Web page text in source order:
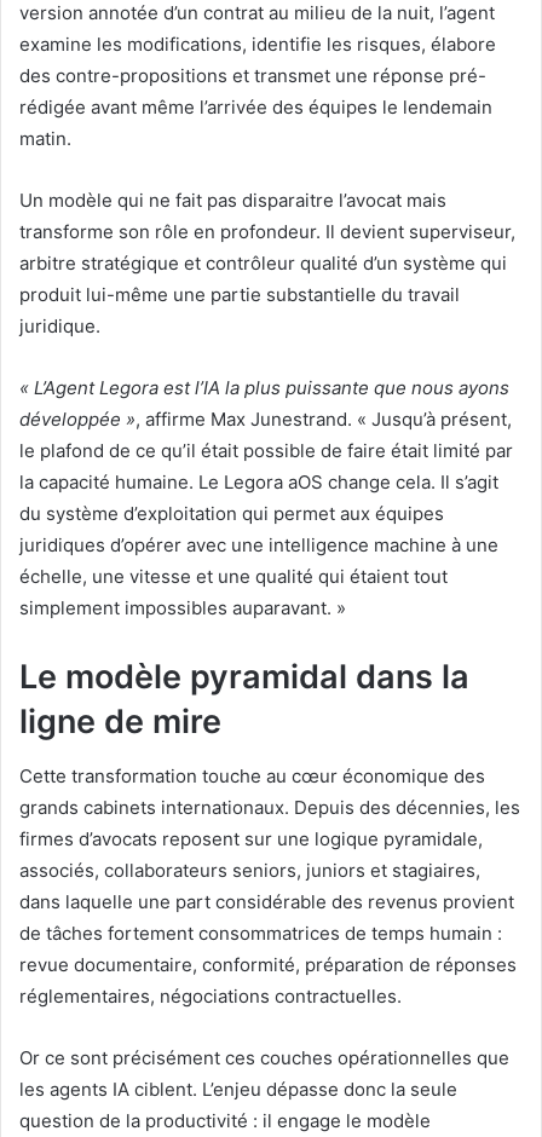
version annotée d’un contrat au milieu de la nuit, l’agent
examine les modifications, identifie les risques, élabore
des contre-propositions et transmet une réponse pré-
rédigée avant même l’arrivée des équipes le lendemain
matin.
Un modèle qui ne fait pas disparaitre l’avocat mais
transforme son rôle en profondeur. Il devient superviseur,
arbitre stratégique et contrôleur qualité d’un système qui
produit lui-même une partie substantielle du travail
juridique.
« L’Agent Legora est l’IA la plus puissante que nous ayons
développée », affirme Max Junestrand. « Jusqu’à présent,
le plafond de ce qu’il était possible de faire était limité par
la capacité humaine. Le Legora aOS change cela. Il s’agit
du système d’exploitation qui permet aux équipes
juridiques d’opérer avec une intelligence machine à une
échelle, une vitesse et une qualité qui étaient tout
simplement impossibles auparavant. »
Le modèle pyramidal dans la
ligne de mire
Cette transformation touche au cœur économique des
grands cabinets internationaux. Depuis des décennies, les
firmes d’avocats reposent sur une logique pyramidale,
associés, collaborateurs seniors, juniors et stagiaires,
dans laquelle une part considérable des revenus provient
de tâches fortement consommatrices de temps humain :
revue documentaire, conformité, préparation de réponses
réglementaires, négociations contractuelles.
Or ce sont précisément ces couches opérationnelles que
les agents IA ciblent. L’enjeu dépasse donc la seule
question de la productivité : il engage le modèle